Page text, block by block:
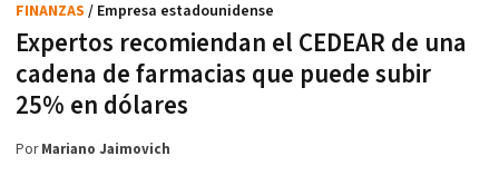
Expertos recomiendan el CEDEAR de una
cadena de farmacias que puede subir
25% en dólares
FINANZAS / Empresa estadounidense
PorMariano Jaimovich